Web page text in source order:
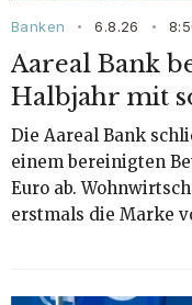
Banken • 6.8.26 •
Aareal Bank
Halbjahr mit
Die Aareal Bank
einem bereinigten
Euro ab.
erstmals die Marke